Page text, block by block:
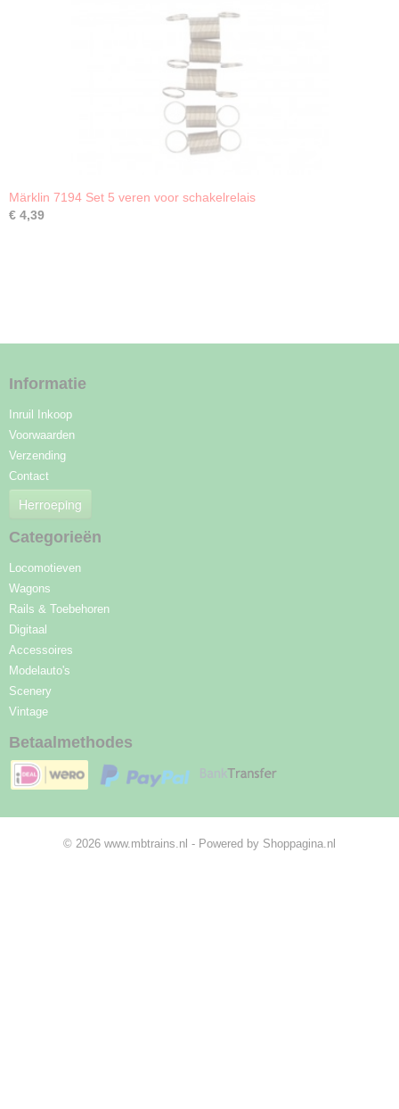
Märklin 7194 Set 5 veren voor schakelrelais
€ 4,39
Informatie
Inruil Inkoop
Voorwaarden
Verzending
Contact
Herroeping
Categorieën
Locomotieven
Wagons
Rails & Toebehoren
Digitaal
Accessoires
Modelauto's
Scenery
Vintage
Betaalmethodes
© 2026 www.mbtrains.nl - Powered by Shoppagina.nl